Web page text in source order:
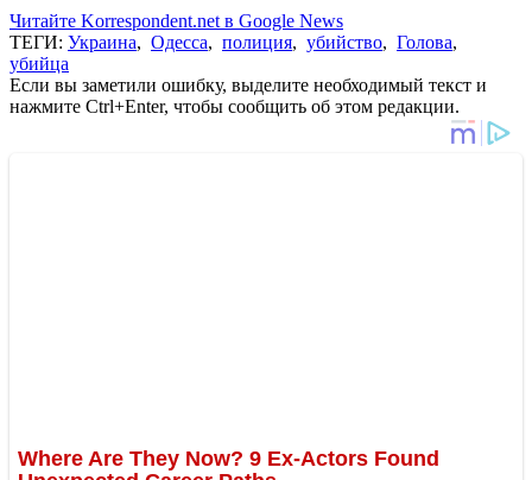
Читайте Korrespondent.net в Google News
ТЕГИ: Украина, Одесса, полиция, убийство, Голова,
убийца
Если вы заметили ошибку, выделите необходимый текст и
нажмите Ctrl+Enter, чтобы сообщить об этом редакции.